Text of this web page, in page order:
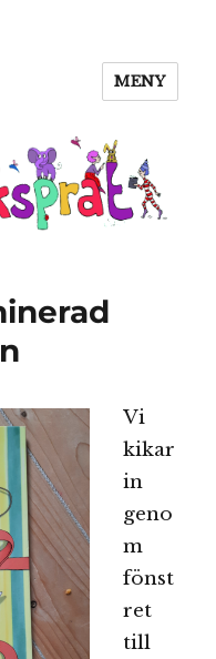
MENY
Vi
kikar
in
geno
m
fönst
ret
till